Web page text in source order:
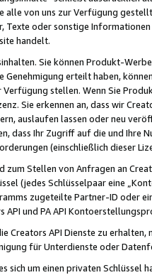
alle von uns zur Verfügung
Texte oder sonstige
handelt.
Sie können Produkt-
erteilt haben,
Verfügung stellen. Wenn Sie
Sie erkennen an, dass wir
auslaufen lassen oder neu
dass Ihr Zugriff auf die und Ihre
(einschließlich dieser
zum Stellen von Anfragen an
(jedes Schlüsselpaar eine
zugeteilte Partner-ID oder
API und PA API
Creators API Dienste zu
für Unterdienste oder
sich um einen privaten